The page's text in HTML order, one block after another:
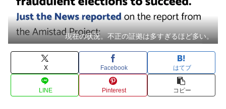
現在の状況。不正の証拠は多すぎるほど多い。
X Facebook はてブ
LINE Pinterest コピー